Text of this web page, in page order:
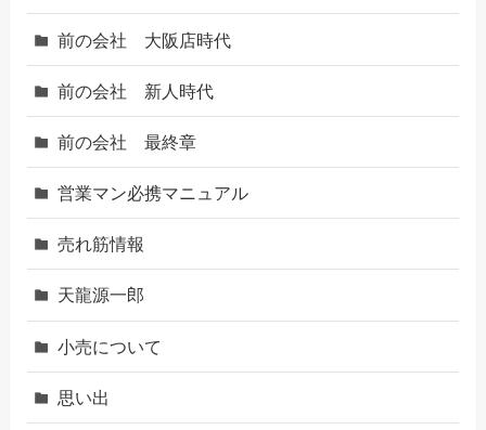
前の会社 大阪店時代
前の会社 新人時代
前の会社 最終章
営業マン必携マニュアル
売れ筋情報
天龍源一郎
小売について
思い出